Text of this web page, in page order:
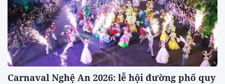
Carnaval Nghệ An 2026: lễ hội đường phố quy